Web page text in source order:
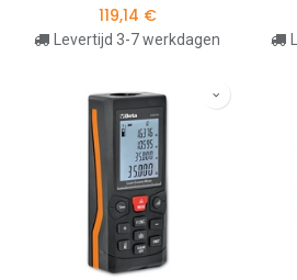
119,14 €
Levertijd 3-7 werkdagen